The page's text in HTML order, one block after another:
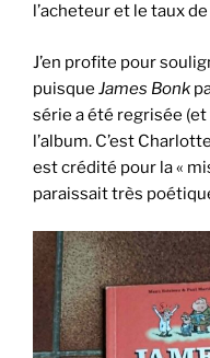
l’acheteur et le taux
J’en profite pour
puisque James Bonk
série a été regrisée
l’album. C’est
est crédité pour la «
paraissait très